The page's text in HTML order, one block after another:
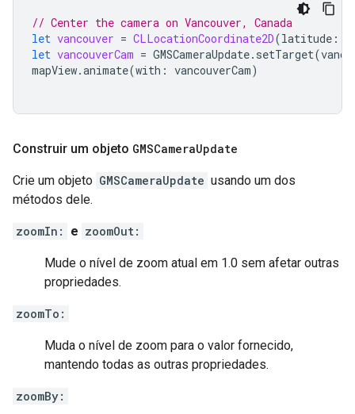
// Center the camera on Vancouver, Canada
let vancouver = CLLocationCoordinate2D(latitude :
let vancouverCam = GMSCameraUpdate. setTarget(
mapView.animate(with : vancouverCam)
Construir um objeto GMSCameraUpdate
Crie um objeto GMSCameraUpdate usando um dos
métodos dele.
zoomIn: e zoomOut:
Mude o nível de zoom atual em 1.0 sem afetar outras
propriedades.
zoomTo:
Muda o nível de zoom para o valor fornecido,
mantendo todas as outras propriedades.
zoomBy: